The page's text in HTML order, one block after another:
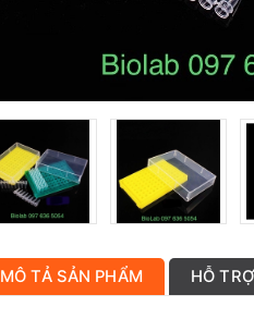
MÔ TẢ SẢN PHẨM HỖ